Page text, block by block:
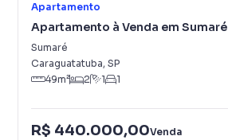
Apartamento
Apartamento à Venda em Sumaré
Sumaré
Caraguatatuba, SP
49m² 2 1 1
R$ 440.000,00Venda